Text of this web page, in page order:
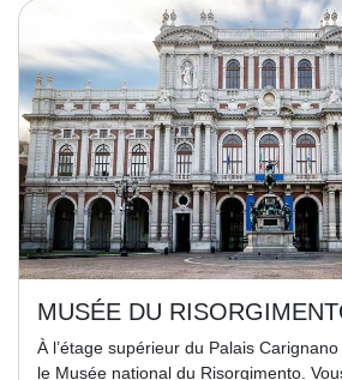
MUSÉE DU
À l’étage supérieur du Palais
le Musée national du Risorgimento.